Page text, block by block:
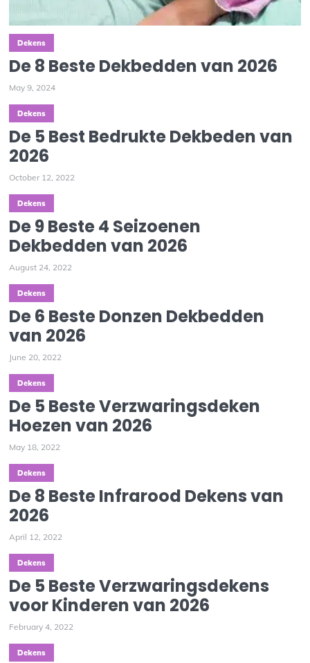
Dekens
De 8 Beste Dekbedden van 2026
May 9, 2024
Dekens
De 5 Best Bedrukte Dekbeden van
2026
October 12, 2022
Dekens
De 9 Beste 4 Seizoenen
Dekbedden van 2026
August 24, 2022
Dekens
De 6 Beste Donzen Dekbedden
van 2026
June 20, 2022
Dekens
De 5 Beste Verzwaringsdeken
Hoezen van 2026
May 18, 2022
Dekens
De 8 Beste Infrarood Dekens van
2026
April 12, 2022
Dekens
De 5 Beste Verzwaringsdekens
voor Kinderen van 2026
February 4, 2022
Dekens